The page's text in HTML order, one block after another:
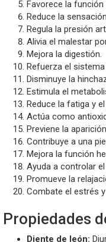
Favorece la función
Reduce la
Regula la presión
Alivia el malestar
Mejora la digestión.
Refuerza el
Disminuye la
Estimula el
Reduce la fatiga y
Actúa como
Previene la
Contribuye a una
Mejora la función
Ayuda a controlar
Promueve la
Combate el estrés
Propiedades
Diente de león: